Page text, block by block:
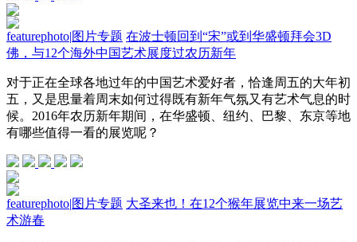
featurephoto|图片专题 在波士顿回到“宋”或到华盛顿拜会3D
佛，与12个海外中国艺术展度过农历新年
对于正在全球各地过年的中国艺术爱好者，恰逢周五的大年初
五，又是思量着周末如何过得既有新年气氛又有艺术气息的时
候。2016年农历新年期间，在华盛顿、纽约、巴黎、东京等地
有哪些值得一看的展览呢？
featurephoto|图片专题 大圣来也！在12个猴年展览中来一场艺
术游春